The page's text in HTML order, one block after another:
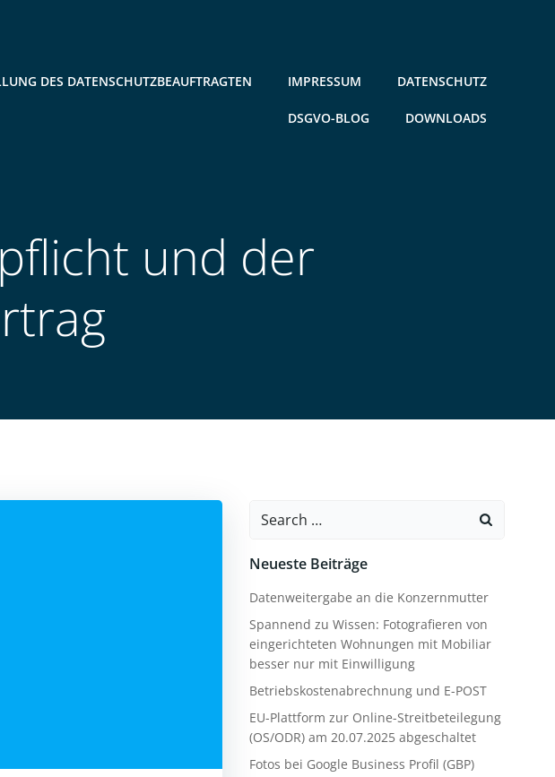
DES DATENSCHUTZBEAUFTRAGTEN IMPRESSUM DATENSCHUTZ
DSGVO-BLOG DOWNLOADS
und der
Search
Neueste Beiträge
Datenweitergabe an die Konzernmutter
Spannend zu Wissen: Fotografieren von
eingerichteten Wohnungen mit Mobiliar
besser nur mit Einwilligung
Betriebskostenabrechnung und E-POST
EU-Plattform zur Online-Streitbeteilegung
(OS/ODR) am 20.07.2025 abgeschaltet
Fotos bei Google Business Profil (GBP)